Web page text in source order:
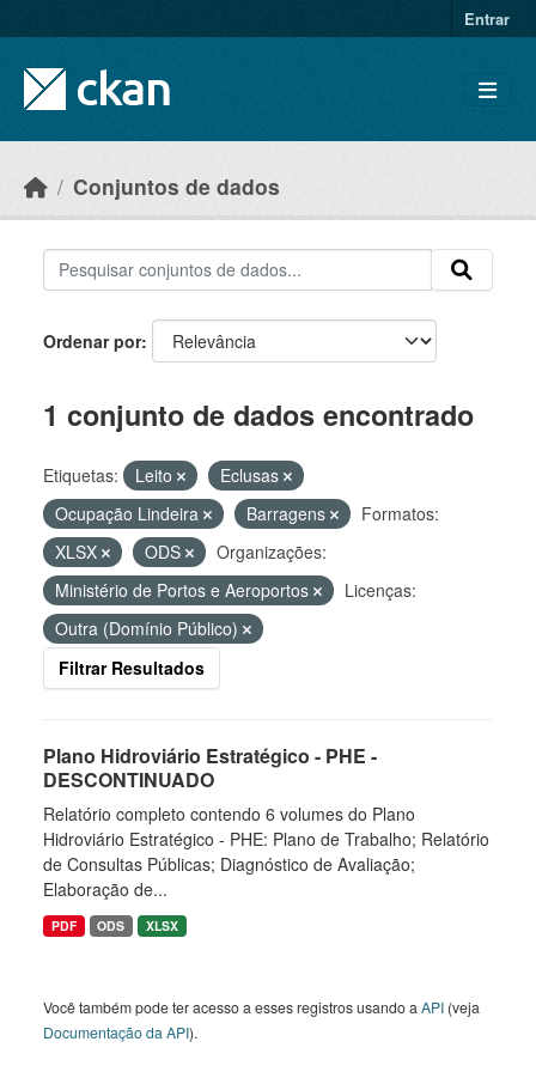
Entrar
Conjuntos de dados
Ordenar por
1 conjunto de dados encontrado
Etiquetas: Leito
Eclusas
Ocupação Lindeira
Barragens
Formatos:
XLSX
ODS
Organizações:
Ministério de Portos e Aeroportos
Licenças:
Outra (Domínio Público)
Filtrar Resultados
Plano Hidroviário Estratégico - PHE -
DESCONTINUADO
Relatório completo contendo 6 volumes do Plano
Hidroviário Estratégico - PHE: Plano de Trabalho; Relatório
de Consultas Públicas; Diagnóstico de Avaliação;
Elaboração de...
PDF ODS XLSX
Você também pode ter acesso a esses registros usando a API (veja
Documentação da API).